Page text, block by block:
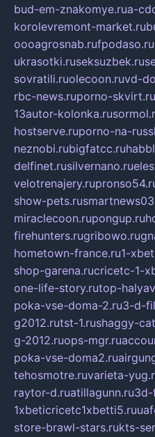
bud-em-znakomye.rua-
korolevremont-market.ru
oooagrosnab.rufpodaso.ru
ukrasotki.ruseksuzbek.ru
sovratili.ruolecoon.ruvd-
rbc-news.ruporno-skvirt.ru
13autor-kolonka.ru
hostserve.ruporno-na-
neznobi.rubigfatcc.ru
delfinet.rusilvernano.ru
velotrenajery.ru
show-pets.ru
miraclecoon.rupongup.ru
firehunters.rugribowo.ru
hometown-france.ru1-
shop-garena.rucricetc-1-
one-life-story.rutop-
poka-vse-doma-2.ru3-d-
g2012.rutst-1.rushaggy-
g-2012.ruops-mgr.ru
poka-vse-doma2.ru
tehosmotre.ruvarieta-
raytor-d.ruatillagunn.ru3d-
1xbeticricetc1xbetti5.ru
store-brawl-stars.rukts-